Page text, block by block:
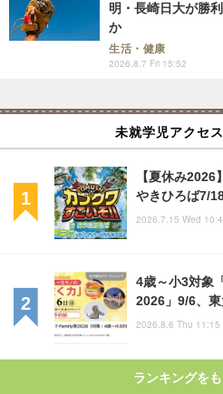
明・長崎日大が勝
か
生活・健康
2026.8.7 Fri 15:52
未就学児アクセ
【夏休み
やきひろば7/
2026.7.15 Wed
4歳～小3対象
2026」9/6、
2026.8.6 Thu 11:15
ランキングを